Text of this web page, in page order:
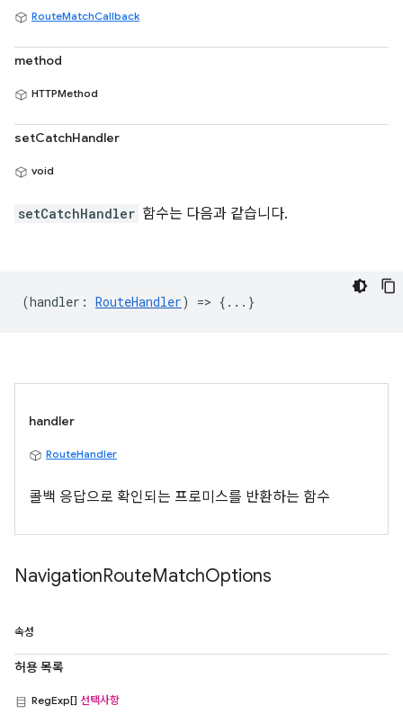
RouteMatchCallback
method
HTTPMethod
setCatchHandler
void
setCatchHandler 함수는 다음과 같습니다.
(handler : RouteHandler) => {...}
handler
RouteHandler
콜백 응답으로 확인되는 프로미스를 반환하는 함수
NavigationRouteMatchOptions
속성
허용 목록
RegExp[] 선택사항